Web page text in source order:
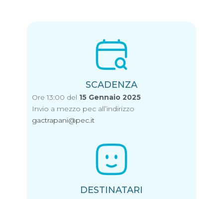
SCADENZA
Ore 13:00 del 15 Gennaio 2025
Invio a mezzo pec all’indirizzo
gactrapani@pec.it
DESTINATARI